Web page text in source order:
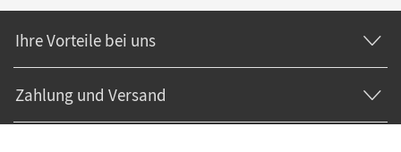
Ihre Vorteile bei uns
Zahlung und Versand